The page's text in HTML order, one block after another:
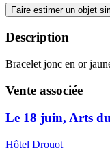
Faire estimer un objet
Description
Bracelet jonc en or
Vente associée
Le 18 juin, Arts
Hôtel Drouot